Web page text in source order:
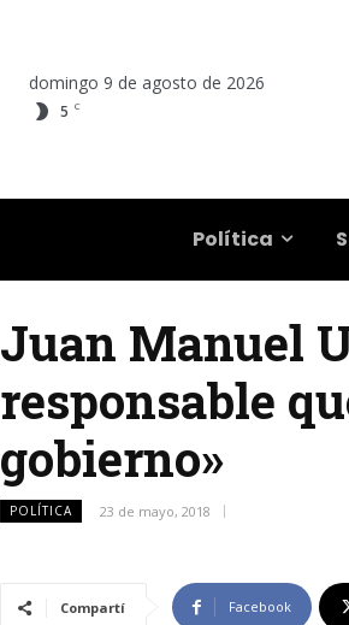
domingo 9 de agosto de 2026
5 C
Política
Juan Manuel
responsable
gobierno»
POLÍTICA 23 de mayo, 2018
Compartí Facebook